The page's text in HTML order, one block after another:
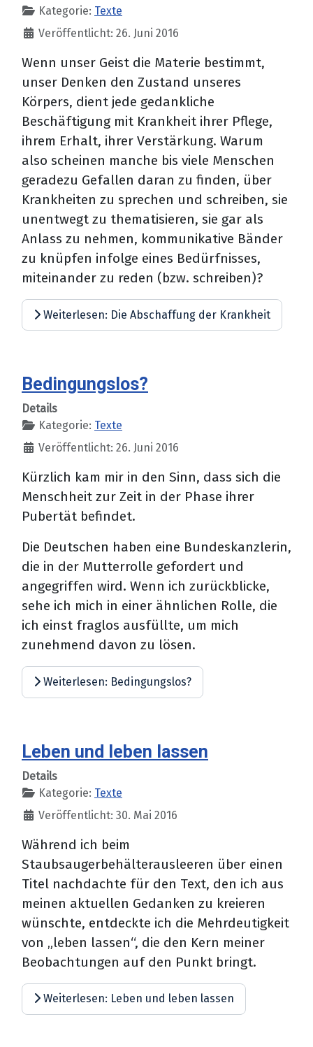
Kategorie: Texte
Veröffentlicht: 26. Juni 2016
Wenn unser Geist die Materie bestimmt,
unser Denken den Zustand unseres
Körpers, dient jede gedankliche
Beschäftigung mit Krankheit ihrer Pflege,
ihrem Erhalt, ihrer Verstärkung. Warum
also scheinen manche bis viele Menschen
geradezu Gefallen daran zu finden, über
Krankheiten zu sprechen und schreiben, sie
unentwegt zu thematisieren, sie gar als
Anlass zu nehmen, kommunikative Bänder
zu knüpfen infolge eines Bedürfnisses,
miteinander zu reden (bzw. schreiben)?
Weiterlesen: Die Abschaffung der Krankheit
Bedingungslos?
Details
Kategorie: Texte
Veröffentlicht: 26. Juni 2016
Kürzlich kam mir in den Sinn, dass sich die
Menschheit zur Zeit in der Phase ihrer
Pubertät befindet.
Die Deutschen haben eine Bundeskanzlerin,
die in der Mutterrolle gefordert und
angegriffen wird. Wenn ich zurückblicke,
sehe ich mich in einer ähnlichen Rolle, die
ich einst fraglos ausfüllte, um mich
zunehmend davon zu lösen.
Weiterlesen: Bedingungslos?
Leben und leben lassen
Details
Kategorie: Texte
Veröffentlicht: 30. Mai 2016
Während ich beim
Staubsaugerbehälterausleeren über einen
Titel nachdachte für den Text, den ich aus
meinen aktuellen Gedanken zu kreieren
wünschte, entdeckte ich die Mehrdeutigkeit
von „leben lassen“, die den Kern meiner
Beobachtungen auf den Punkt bringt.
Weiterlesen: Leben und leben lassen